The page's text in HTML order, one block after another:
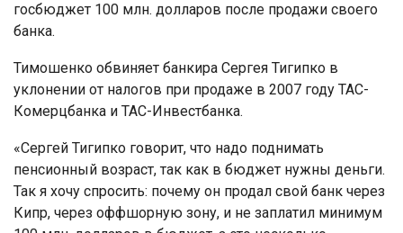
госбюджет 100 млн. долларов после продажи своего
банка.
Тимошенко обвиняет банкира Сергея Тигипко в
уклонении от налогов при продаже в 2007 году ТАС-
Комерцбанка и ТАС-Инвестбанка.
«Сергей Тигипко говорит, что надо поднимать
пенсионный возраст, так как в бюджет нужны деньги.
Так я хочу спросить: почему он продал свой банк через
Кипр, через оффшорную зону, и не заплатил минимум